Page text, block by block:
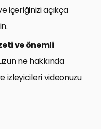
içeriğinizi açıkça
ve önemli
ne hakkında
izleyicileri videonuzu